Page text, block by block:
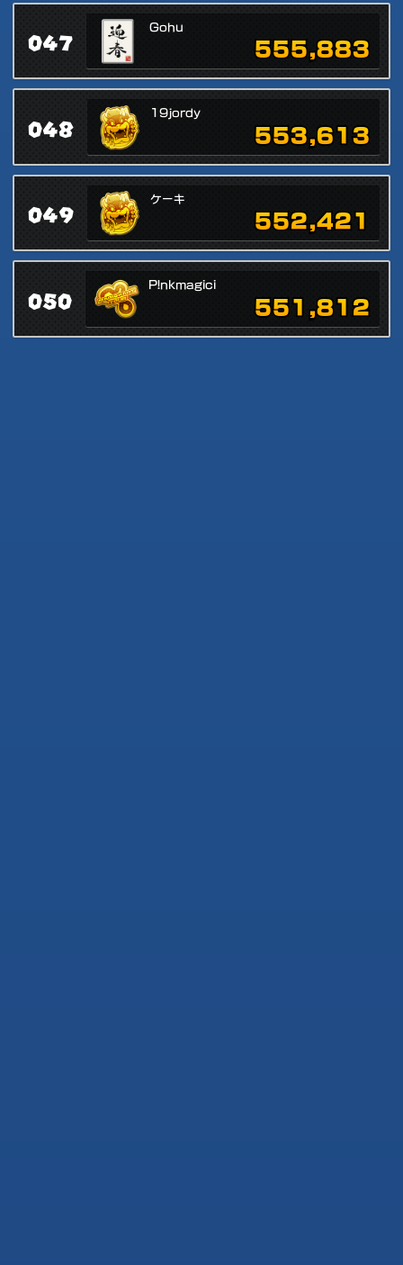
047
Gohu
555,883
048
19jordy
553,613
049
ケーキ
552,421
050
P!nkmagici
551,812